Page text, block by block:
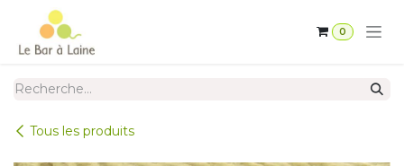
Se rendre au contenu
0
Tous les produits